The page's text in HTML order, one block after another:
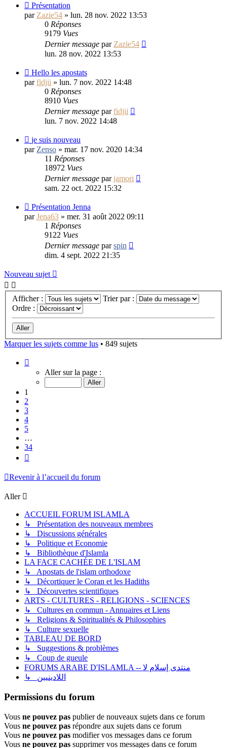
Présentation
par Zazie54 » lun. 28 nov. 2022 13:53
0 Réponses
9179 Vues
Dernier message par Zazie54
lun. 28 nov. 2022 13:53
Hello les apostats
parfidjii » lun. 7 nov. 2022 14:48
0 Réponses
8910 Vues
Dernier message parfidjii
lun. 7 nov. 2022 14:48
je suis nouveau
par Zenso » mar. 17 nov. 2020 14:34
11 Réponses
18972 Vues
Dernier message parjamori
sam. 22 oct. 2022 15:32
Présentation Jenna
parJena63 » mer. 31 août 2022 09:11
1 Réponses
9122 Vues
Dernier message parspin
dim. 4 sept. 2022 21:35
Nouveau sujet
Afficher :
Trier par :
Ordre :
Marquer les sujets comme lus • 849 sujets
sur
Aller sur la page :
1
2
3
4
5
…
34
Revenir à l’accueil du forum
Aller
ACCUEIL FORUM ISLAMLA
↳ Présentation des nouveaux membres
↳ Discussions générales
↳ Politique et Economie
↳ Bibliothèque d'Islamla
LA FACE CACHÉE DE L'ISLAM
↳ Apostats de l'islam orthodoxe
↳ Décortiquer le Coran et les Hadiths
↳ Découvertes scientifiques
ARTS - CULTURES - RELIGIONS - SCIENCES
↳ Cultures en commun - Annuaires et Liens
↳ Religions & Spiritualités & Philosophies
↳ Culture sexuelle
TABLEAU DE BORD
↳ Suggestions & problèmes
↳ Coup de gueule
FORUMS ARABE D'ISLAMLA -- منتدى إسلام لا
↳ اللادينيين
Permissions du forum
Vous ne pouvez pas publier de nouveaux sujets dans ce forum
Vous ne pouvez pas répondre aux sujets dans ce forum
Vous ne pouvez pas modifier vos messages dans ce forum
Vous ne pouvez pas supprimer vos messages dans ce forum